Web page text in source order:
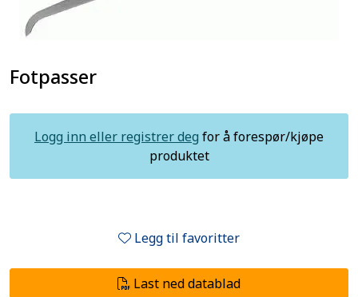
Fotpasser
Logg inn eller registrer deg for å forespør/kjøpe
produktet
Legg til favoritter
Last ned datablad